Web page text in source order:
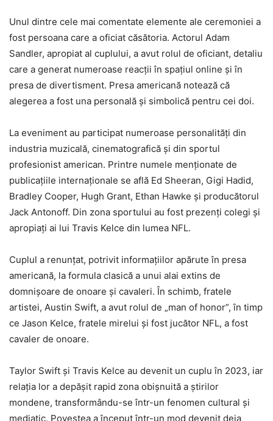
Unul dintre cele mai comentate elemente ale ceremoniei a
fost persoana care a oficiat căsătoria. Actorul Adam
Sandler, apropiat al cuplului, a avut rolul de oficiant, detaliu
care a generat numeroase reacții în spațiul online și în
presa de divertisment. Presa americană notează că
alegerea a fost una personală și simbolică pentru cei doi.
La eveniment au participat numeroase personalități din
industria muzicală, cinematografică și din sportul
profesionist american. Printre numele menționate de
publicațiile internaționale se află Ed Sheeran, Gigi Hadid,
Bradley Cooper, Hugh Grant, Ethan Hawke și producătorul
Jack Antonoff. Din zona sportului au fost prezenți colegi și
apropiați ai lui Travis Kelce din lumea NFL.
Cuplul a renunțat, potrivit informațiilor apărute în presa
americană, la formula clasică a unui alai extins de
domnișoare de onoare și cavaleri. În schimb, fratele
artistei, Austin Swift, a avut rolul de „man of honor”, în timp
ce Jason Kelce, fratele mirelui și fost jucător NFL, a fost
cavaler de onoare.
Taylor Swift și Travis Kelce au devenit un cuplu în 2023, iar
relația lor a depășit rapid zona obișnuită a știrilor
mondene, transformându-se într-un fenomen cultural și
mediatic. Povestea a început într-un mod devenit deja